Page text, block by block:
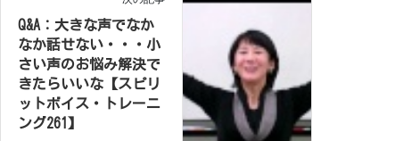
Q&A：大きな声でなか
なか話せない・・・小
さい声のお悩み解決で
きたらいいな【スピリ
ットボイス・トレーニ
ング261】